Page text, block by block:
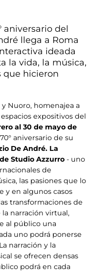
aniversario del
llega a Roma
ideada
la vida, la música,
que hicieron
Nuoro, homenajea a
expositivos del
al 30 de mayo de
aniversario de su
De André. La
Studio Azzurro - uno
de
las pasiones que lo
y en algunos casos
transformaciones de
narración virtual,
al público una
uno podrá ponerse
narración y la
se ofrecen densas
podrá en cada